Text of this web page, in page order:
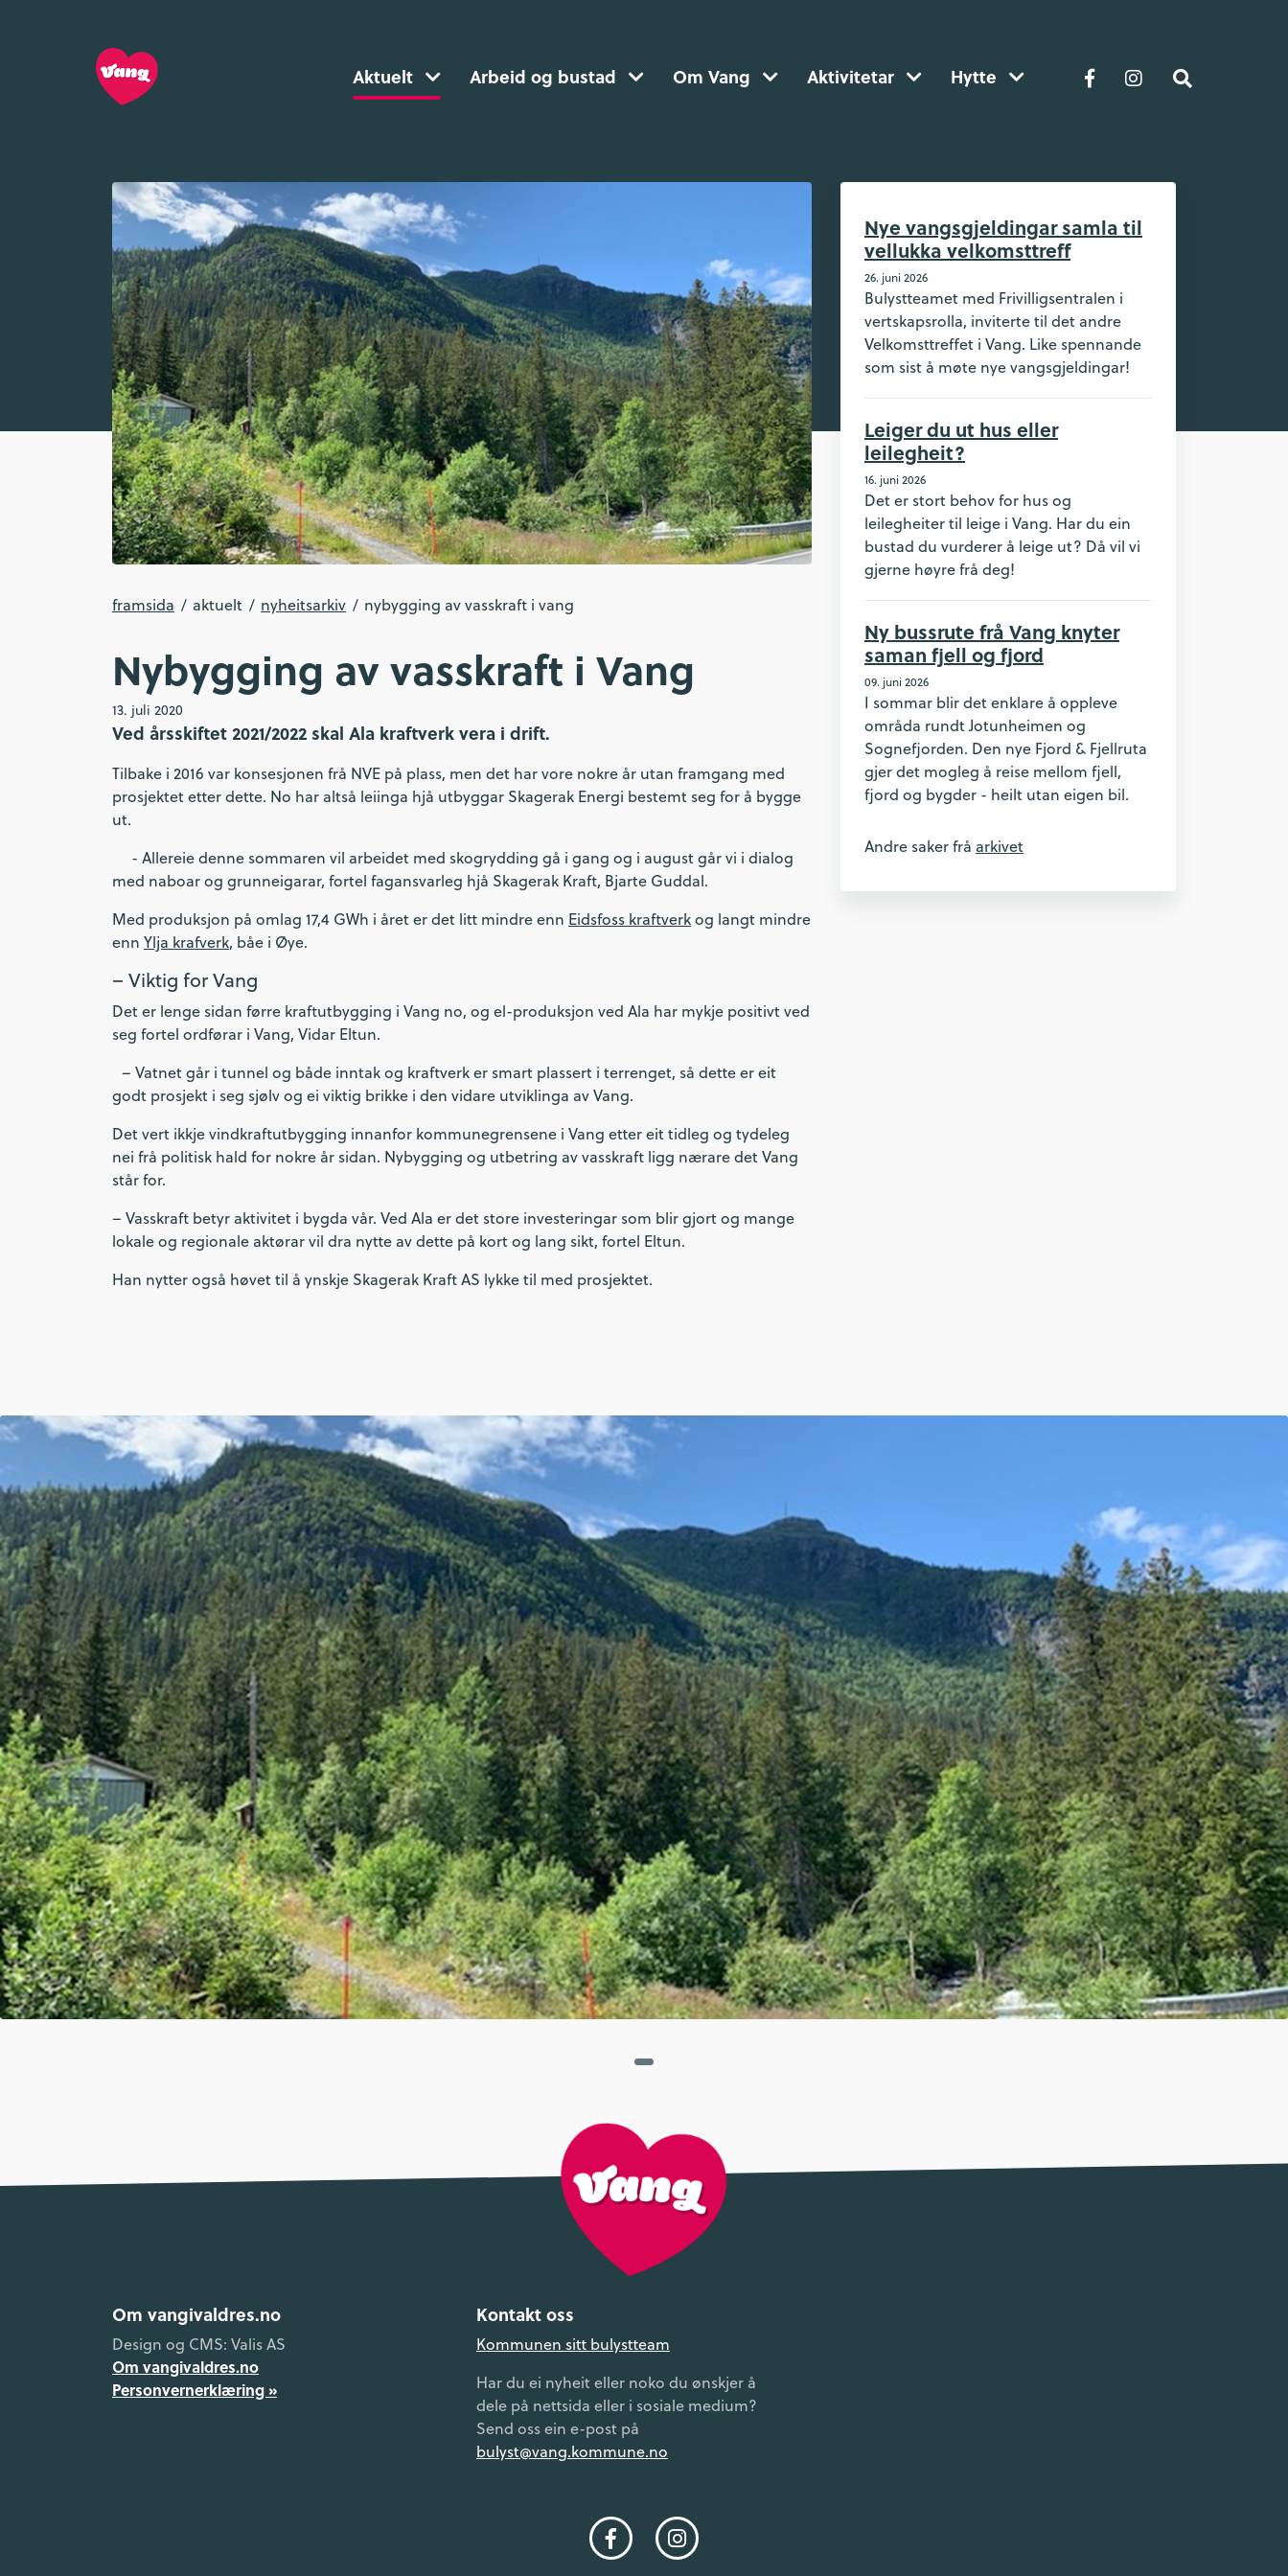
Aktuelt Arbeid og bustad Om Vang Aktivitetar Hytte
framsida aktuelt nyheitsarkiv nybygging av vasskraft i vang
Nybygging av vasskraft i Vang
13. juli 2020
Ved årsskiftet 2021/2022 skal Ala kraftverk vera i drift.
Tilbake i 2016 var konsesjonen frå NVE på plass, men det har vore nokre år utan framgang med
prosjektet etter dette. No har altså leiinga hjå utbyggar Skagerak Energi bestemt seg for å bygge
ut.
- Allereie denne sommaren vil arbeidet med skogrydding gå i gang og i august går vi i dialog
med naboar og grunneigarar, fortel fagansvarleg hjå Skagerak Kraft, Bjarte Guddal.
Med produksjon på omlag 17,4 GWh i året er det litt mindre enn Eidsfoss kraftverkog langt mindre
enn Ylja krafverk, båe i Øye.
– Viktig for Vang
Det er lenge sidan førre kraftutbygging i Vang no, og el-produksjon ved Ala har mykje positivt ved
seg fortel ordførar i Vang, Vidar Eltun.
– Vatnet går i tunnel og både inntak og kraftverk er smart plassert i terrenget, så dette er eit
godt prosjekt i seg sjølv og ei viktig brikke i den vidare utviklinga av Vang.
Det vert ikkje vindkraftutbygging innanfor kommunegrensene i Vang etter eit tidleg og tydeleg
nei frå politisk hald for nokre år sidan. Nybygging og utbetring av vasskraft ligg nærare det Vang
står for.
– Vasskraft betyr aktivitet i bygda vår. Ved Ala er det store investeringar som blir gjort og mange
lokale og regionale aktørar vil dra nytte av dette på kort og lang sikt, fortel Eltun.
Han nytter også høvet til å ynskje Skagerak Kraft AS lykke til med prosjektet.
Nye vangsgjeldingar samla til
vellukka velkomsttreff
26. juni 2026
Bulystteamet med Frivilligsentralen i
vertskapsrolla, inviterte til det andre
Velkomsttreffet i Vang. Like spennande
som sist å møte nye vangsgjeldingar!
Leiger du ut hus eller
leilegheit?
16. juni 2026
Det er stort behov for hus og
leilegheiter til leige i Vang. Har du ein
bustad du vurderer å leige ut? Då vil vi
gjerne høyre frå deg!
Ny bussrute frå Vang knyter
saman fjell og fjord
09. juni 2026
I sommar blir det enklare å oppleve
områda rundt Jotunheimen og
Sognefjorden. Den nye Fjord & Fjellruta
gjer det mogleg å reise mellom fjell,
fjord og bygder - heilt utan eigen bil.
Andre saker frå arkivet
Om vangivaldres.no
Design og CMS: Valis AS
Om vangivaldres.no
Personvernerklæring »
Kontakt oss
Kommunen sitt bulystteam
Har du ei nyheit eller noko du ønskjer å
dele på nettsida eller i sosiale medium?
Send oss ein e-post på
bulyst@vang.kommune.no